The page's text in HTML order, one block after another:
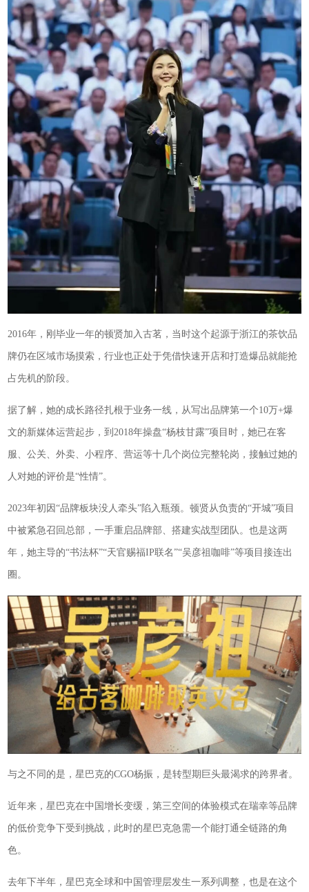
2016年，刚毕业一年的顿贤加入古茗，当时这个起源于浙江的茶饮品
牌仍在区域市场摸索，行业也正处于凭借快速开店和打造爆品就能抢
占先机的阶段。
据了解，她的成长路径扎根于业务一线，从写出品牌第一个10万+爆
文的新媒体运营起步，到2018年操盘“杨枝甘露”项目时，她已在客
服、公关、外卖、小程序、营运等十几个岗位完整轮岗，接触过她的
人对她的评价是“性情”。
2023年初因“品牌板块没人牵头”陷入瓶颈。顿贤从负责的“开城”项目
中被紧急召回总部，一手重启品牌部、搭建实战型团队。也是这两
年，她主导的“书法杯”“天官赐福IP联名”“吴彦祖咖啡”等项目接连出
圈。
与之不同的是，星巴克的CGO杨振，是转型期巨头最渴求的跨界者。
近年来，星巴克在中国增长变缓，第三空间的体验模式在瑞幸等品牌
的低价竞争下受到挑战，此时的星巴克急需一个能打通全链路的角
色。
去年下半年，星巴克全球和中国管理层发生一系列调整，也是在这个